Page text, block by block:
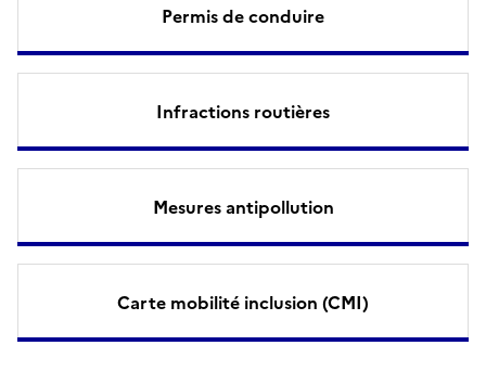
Permis de conduire
Infractions routières
Mesures antipollution
Carte mobilité inclusion (CMI)